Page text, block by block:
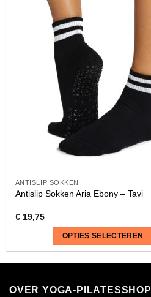
ANTISLIP SOKKEN
Antislip Sokken Aria Ebony – Tavi
€19,75
OPTIES SELECTEREN
heeft
OVER YOGA-PILATESSHOP